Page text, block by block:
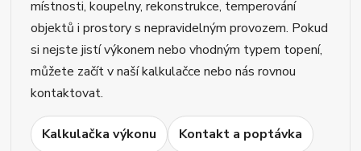
místnosti, koupelny, rekonstrukce, temperování
objektů i prostory s nepravidelným provozem. Pokud
si nejste jistí výkonem nebo vhodným typem topení,
můžete začít v naší kalkulačce nebo nás rovnou
kontaktovat.
Kalkulačka výkonu Kontakt a poptávka